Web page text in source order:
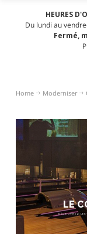
HEURES
Du lundi au
Fermé,
Home Moderniser
LE
DÉCOUVREZ LES